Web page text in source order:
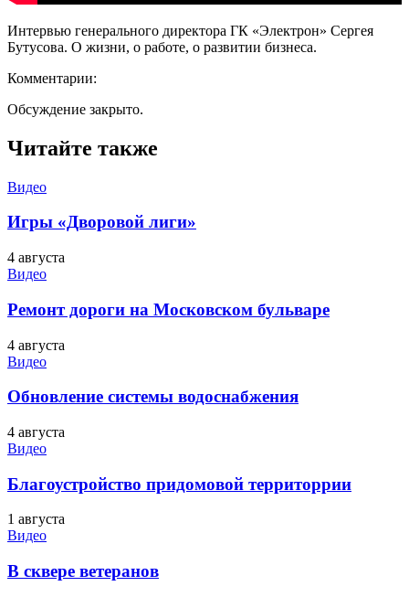
Интервью генерального директора ГК «Электрон» Сергея
Бутусова. О жизни, о работе, о развитии бизнеса.
Комментарии:
Обсуждение закрыто.
Читайте также
Видео
Игры «Дворовой лиги»
4 августа
Видео
Ремонт дороги на Московском бульваре
4 августа
Видео
Обновление системы водоснабжения
4 августа
Видео
Благоустройство придомовой территоррии
1 августа
Видео
В сквере ветеранов